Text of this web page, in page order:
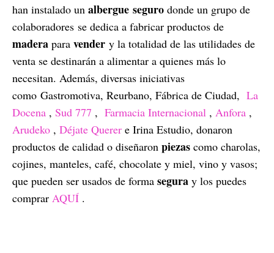
han instalado un albergue seguro donde un grupo de
colaboradores se dedica a fabricar productos de
madera para vender y la totalidad de las utilidades de
venta se destinarán a alimentar a quienes más lo
necesitan. Además, diversas iniciativas
como Gastromotiva, Reurbano, Fábrica de Ciudad, La
Docena , Sud 777 , Farmacia Internacional , Anfora ,
Arudeko , Déjate Querer e Irina Estudio, donaron
productos de calidad o diseñaron piezas como charolas,
cojines, manteles, café, chocolate y miel, vino y vasos;
que pueden ser usados de forma segura y los puedes
comprar AQUÍ .